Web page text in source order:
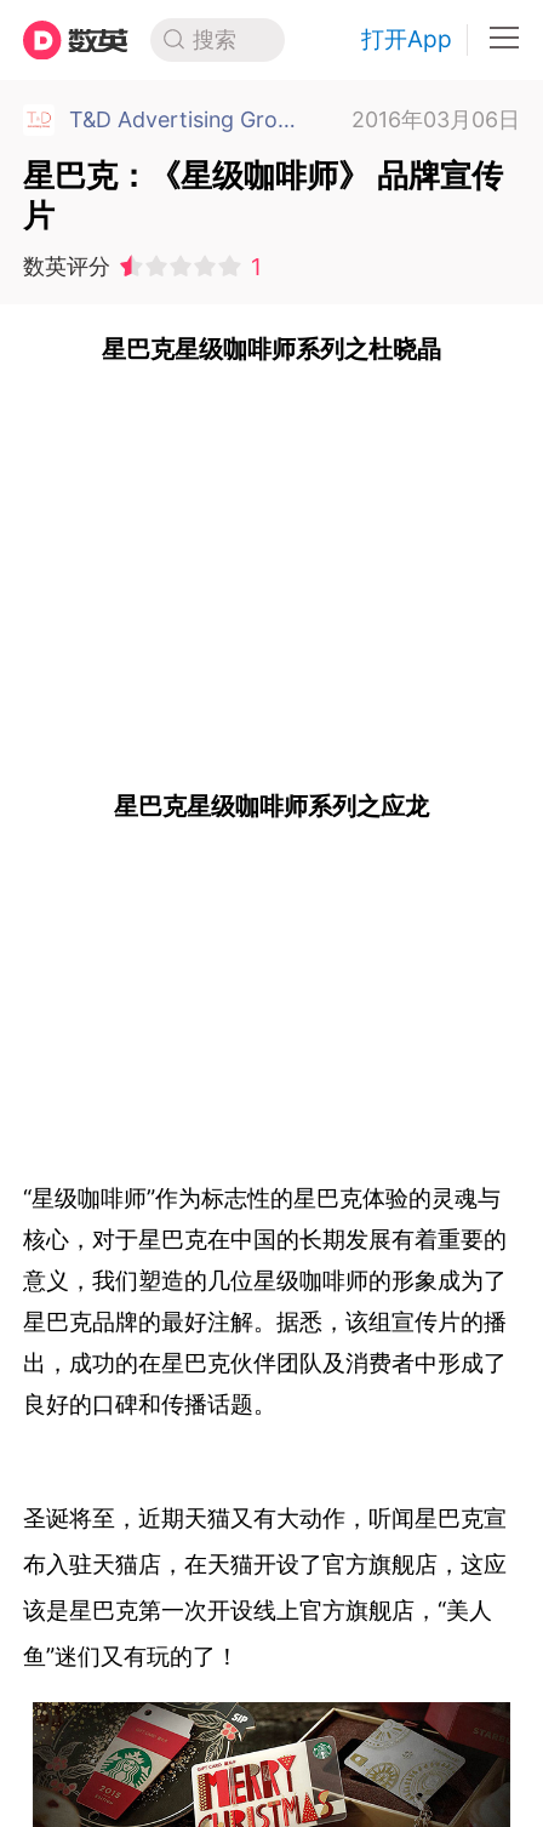
搜索 打开App
T&D Advertising Group 上海 2016年03月06日
星巴克：《星级咖啡师》 品牌宣传
片
数英评分 1
星巴克星级咖啡师系列之杜晓晶
星巴克星级咖啡师系列之应龙
“星级咖啡师”作为标志性的星巴克体验的灵魂与
核心，对于星巴克在中国的长期发展有着重要的
意义，我们塑造的几位星级咖啡师的形象成为了
星巴克品牌的最好注解。据悉，该组宣传片的播
出，成功的在星巴克伙伴团队及消费者中形成了
良好的口碑和传播话题。
圣诞将至，近期天猫又有大动作，听闻星巴克宣
布入驻天猫店，在天猫开设了官方旗舰店，这应
该是星巴克第一次开设线上官方旗舰店，“美人
鱼”迷们又有玩的了！